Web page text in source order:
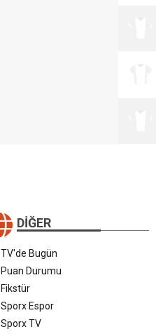
DIĞER
TV'de Bugün
Puan Durumu
Fikstür
Sporx Espor
Sporx TV